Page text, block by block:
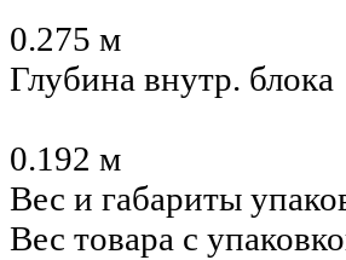
0.275 м
Глубина внутр. блока
0.192 м
Вес и габариты
Вес товара с